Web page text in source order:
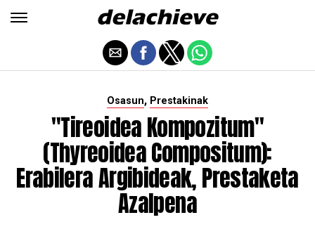
Osasun, Prestakinak
"Tireoidea Kompozitum"
(Thyreoidea Compositum):
Erabilera Argibideak, Prestaketa
Azalpena